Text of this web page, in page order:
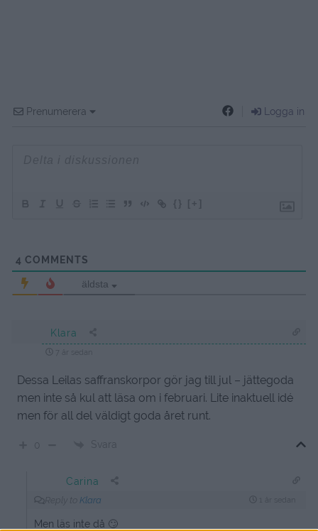
Prenumerera Logga in
{} [+]
4 COMMENTS
äldsta
Klara
Dessa Leilas saffranskorpor gör jag till jul – jättegoda
men inte så kul att läsa om i februari. Lite inaktuell idé
men för all del väldigt goda året runt.
Svara
Carina
Klara
Men läs inte då 🙄